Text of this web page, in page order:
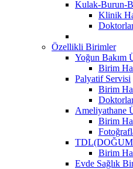
Kulak-Burun-
Klinik
Özellikli Birimler
Yoğun Bakım
Birim
Palyatif Servisi
Birim
Ameliyathane
Birim
Birim
Evde Sağlık